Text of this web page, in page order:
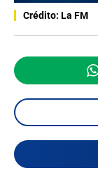
Crédito: La FM